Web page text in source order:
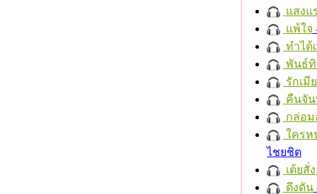
แสงแ
แพ้ใจ
ทำได้
พันธ์
รักเมี
คืนจั
กล่อม
ใครห
ไชยชิต
เต้ยสั่
ดึงดัน